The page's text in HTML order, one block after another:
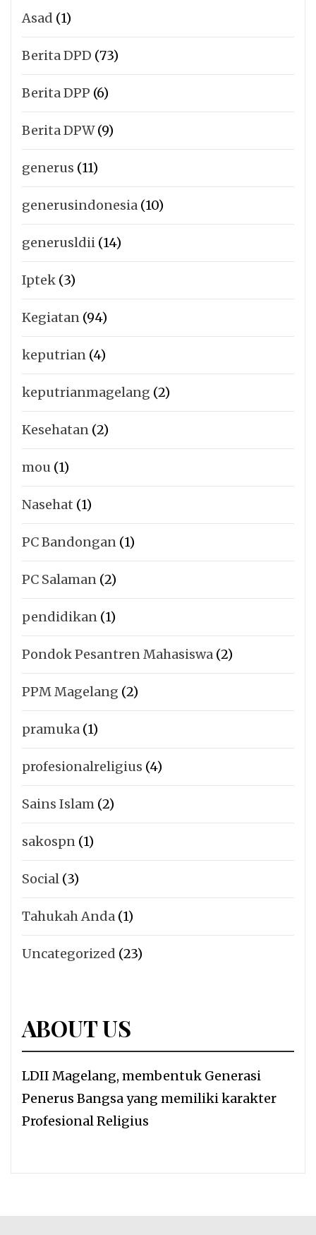
Asad (1)
Berita DPD (73)
Berita DPP (6)
Berita DPW(9)
generus (11)
generusindonesia (10)
generusldii (14)
Iptek (3)
Kegiatan (94)
keputrian (4)
keputrianmagelang (2)
Kesehatan (2)
mou (1)
Nasehat (1)
PC Bandongan (1)
PC Salaman (2)
pendidikan (1)
Pondok Pesantren Mahasiswa (2)
PPM Magelang (2)
pramuka (1)
profesionalreligius (4)
Sains Islam (2)
sakospn (1)
Social (3)
Tahukah Anda (1)
Uncategorized (23)
ABOUT US
LDII Magelang, membentuk Generasi
Penerus Bangsa yang memiliki karakter
Profesional Religius